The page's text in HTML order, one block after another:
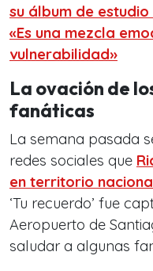
su álbum de estudio
«Es una mezcla
vulnerabilidad»
La ovación de
fanáticas
La semana pasada
redes sociales que
en territorio
‘Tu recuerdo’ fue
Aeropuerto de
saludar a algunas